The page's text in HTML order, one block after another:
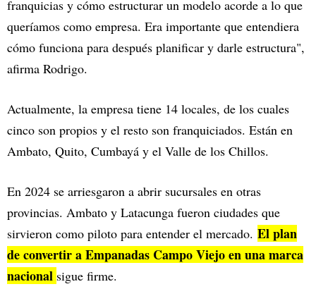
franquicias y cómo estructurar un modelo acorde a lo que
queríamos como empresa. Era importante que entendiera
cómo funciona para después planificar y darle estructura",
afirma Rodrigo.
Actualmente, la empresa tiene 14 locales, de los cuales
cinco son propios y el resto son franquiciados. Están en
Ambato, Quito, Cumbayá y el Valle de los Chillos.
En 2024 se arriesgaron a abrir sucursales en otras
provincias. Ambato y Latacunga fueron ciudades que
sirvieron como piloto para entender el mercado. El plan
de convertir a Empanadas Campo Viejo en una marca
nacional sigue firme.